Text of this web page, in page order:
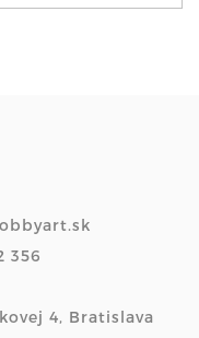
356
4, Bratislava